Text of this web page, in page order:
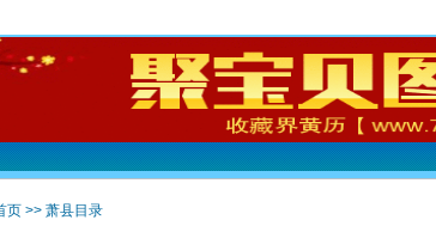
页 >> 萧县目录